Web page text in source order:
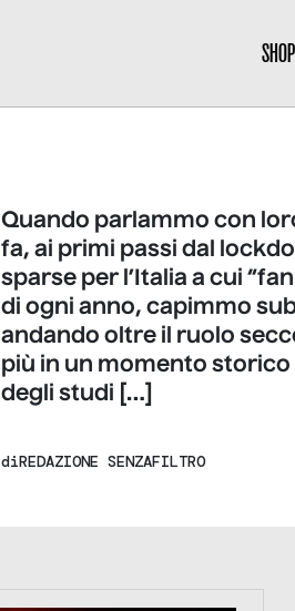
SHOP
Quando parlammo con
fa, ai primi passi dal
sparse per l’Italia a cui
di ogni anno, capimmo
andando oltre il ruolo
più in un momento
degli studi […]
diREDAZIONE SENZAFILTRO